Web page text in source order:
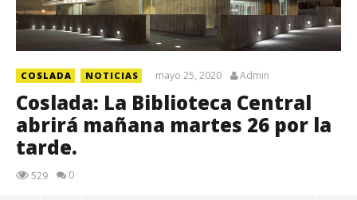
COSLADA NOTICIAS mayo 25, 2020 Admin
Coslada: La Biblioteca Central
abrirá mañana martes 26 por la
tarde.
529 0